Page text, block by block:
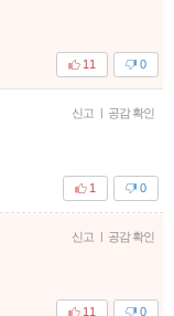
0
11
신고 | 공감 확인
0
1
신고 | 공감 확인
0
11